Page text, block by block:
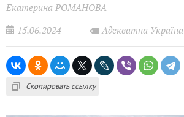
Екатерина РОМАНОВА
15.06.2024
Адекватна Україна
Скопировать ссылку